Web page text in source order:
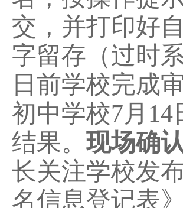
交，并打印好
字留存（过时
日前学校完成
初中学校7月 14
结果。现场确
长关注学校发
名信息登记表